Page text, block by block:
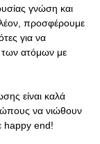
γνώση και
προσφέρουμε
για να
των ατόμων με
είναι καλά
να νιώθουν
happy end!